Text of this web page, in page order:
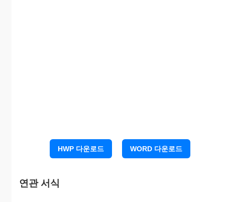
※ 구비서류
1. 「고용보험법 시행규칙」 제66조의7제1항제1호의
2. 통상임금을 확인할 수 있는 증빙자료(임금대장, 근
HWP 다운로드 WORD 다운로드
연관 서식